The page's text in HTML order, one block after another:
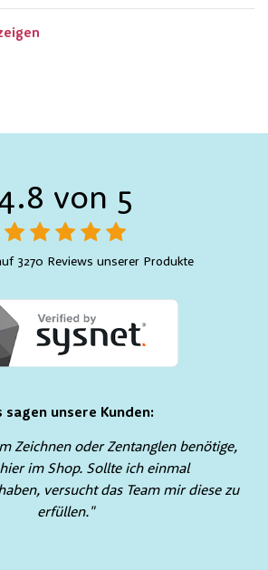
von 5
3270 Reviews unserer Produkte
sagen unsere Kunden:
Zeichnen oder Zentanglen benötige,
im Shop. Sollte ich einmal
versucht das Team mir diese zu
erfüllen."